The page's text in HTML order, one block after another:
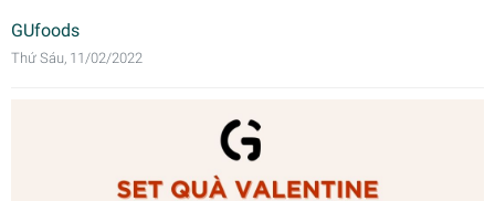
GUfoods
Thứ Sáu, 11/02/2022